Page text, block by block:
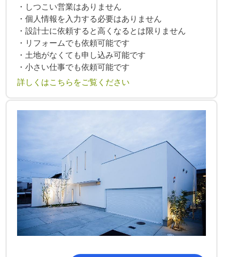
・しつこい営業はありません
・個人情報を入力する必要はありません
・設計士に依頼すると高くなるとは限りません
・リフォームでも依頼可能です
・土地がなくても申し込み可能です
・小さい仕事でも依頼可能です
詳しくはこちらをご覧ください